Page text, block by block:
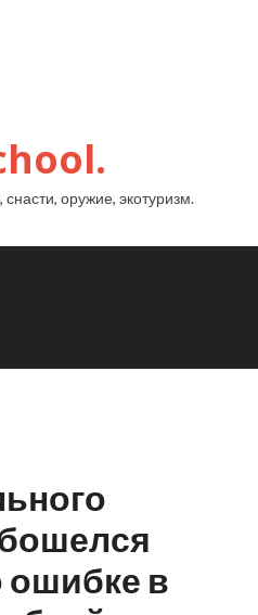
оружие, экотуризм.
ошибке в